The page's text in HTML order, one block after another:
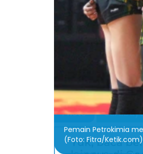
Pemain Petrokimia
(Foto: Fitra/Ketik.com)
Photo